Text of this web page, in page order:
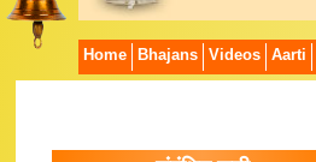
Home Bhajans Videos Aarti